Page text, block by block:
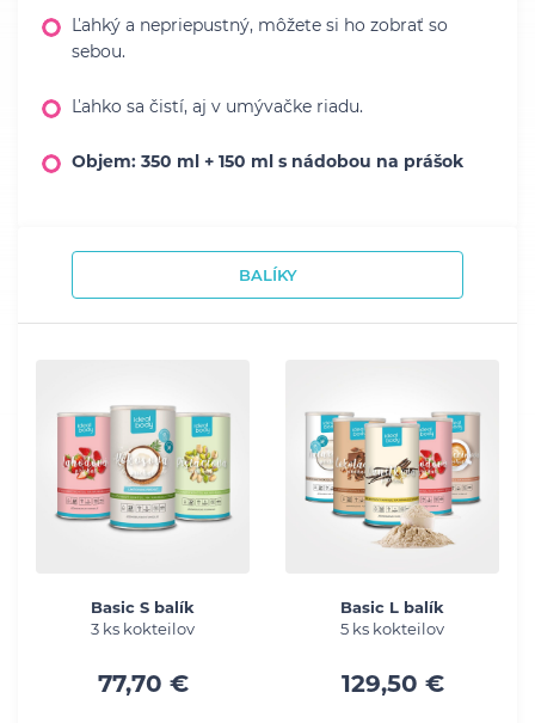
Ľahký a nepriepustný, môžete si ho zobrať so
sebou.
Ľahko sa čistí, aj v umývačke riadu.
Objem: 350 ml + 150 ml s nádobou na prášok
BALÍKY
Basic S balík
3 ks kokteilov
77,70 €
Basic L balík
5 ks kokteilov
129,50 €